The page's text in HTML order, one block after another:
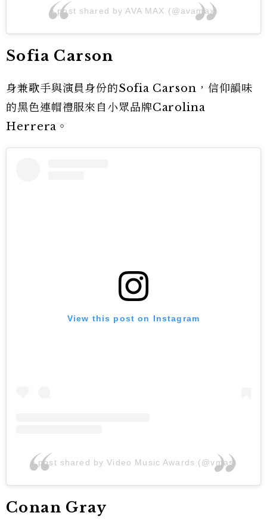
A post shared by AVA MAX (@avamax)
Sofia Carson
身兼歌手與演員身份的Sofia Carson，信仰韻味
的黑色連帽禮服來自小眾品牌Carolina
Herrera。
View this post on Instagram
A post shared by Video Music Awards (@vmas)
Conan Gray